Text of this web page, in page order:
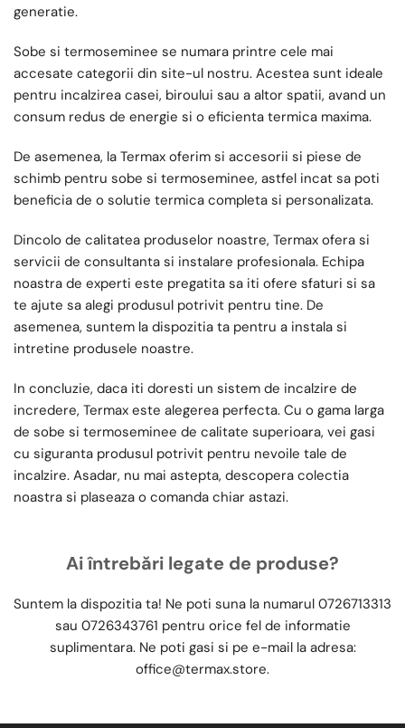
generatie.
Sobe si termoseminee se numara printre cele mai
accesate categorii din site-ul nostru. Acestea sunt ideale
pentru incalzirea casei, biroului sau a altor spatii, avand un
consum redus de energie si o eficienta termica maxima.
De asemenea, la Termax oferim si accesorii si piese de
schimb pentru sobe si termoseminee, astfel incat sa poti
beneficia de o solutie termica completa si personalizata.
Dincolo de calitatea produselor noastre, Termax ofera si
servicii de consultanta si instalare profesionala. Echipa
noastra de experti este pregatita sa iti ofere sfaturi si sa
te ajute sa alegi produsul potrivit pentru tine. De
asemenea, suntem la dispozitia ta pentru a instala si
intretine produsele noastre.
In concluzie, daca iti doresti un sistem de incalzire de
incredere, Termax este alegerea perfecta. Cu o gama larga
de sobe si termoseminee de calitate superioara, vei gasi
cu siguranta produsul potrivit pentru nevoile tale de
incalzire. Asadar, nu mai astepta, descopera colectia
noastra si plaseaza o comanda chiar astazi.
Ai întrebări legate de produse?
Suntem la dispozitia ta! Ne poti suna la numarul 0726713313
sau 0726343761 pentru orice fel de informatie
suplimentara. Ne poti gasi si pe e-mail la adresa:
office@termax.store.